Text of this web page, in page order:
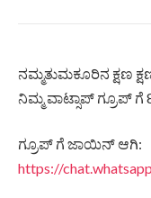
ನಮ್ಮತುಮಕೂರಿನ ಕ್ಷಣ
ನಿಮ್ಮ ವಾಟ್ಸಾಪ್ ಗ್ರೂಪ್ ಗೆ
ಗ್ರೂಪ್ ಗೆ ಜಾಯಿನ್ ಆಗಿ:
https://